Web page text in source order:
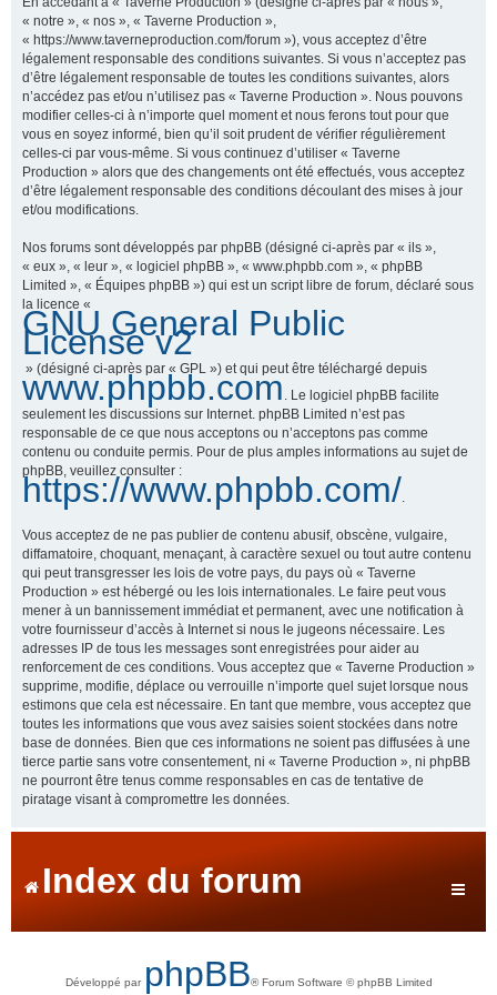
« notre », « nos », « Taverne Production »,
« https://www.taverneproduction.com/forum »), vous acceptez d’être
légalement responsable des conditions suivantes. Si vous n’acceptez pas
d’être légalement responsable de toutes les conditions suivantes, alors
n’accédez pas et/ou n’utilisez pas « Taverne Production ». Nous pouvons
modifier celles-ci à n’importe quel moment et nous ferons tout pour que
vous en soyez informé, bien qu’il soit prudent de vérifier régulièrement
celles-ci par vous-même. Si vous continuez d’utiliser « Taverne
Production » alors que des changements ont été effectués, vous acceptez
d’être légalement responsable des conditions découlant des mises à jour
et/ou modifications.
Nos forums sont développés par phpBB (désigné ci-après par « ils »,
« eux », « leur », « logiciel phpBB », « www.phpbb.com », « phpBB
Limited », « Équipes phpBB ») qui est un script libre de forum, déclaré sous
la licence «
GNU General Public
License v2
» (désigné ci-après par « GPL ») et qui peut être téléchargé depuis
www.phpbb.com
. Le logiciel phpBB facilite
seulement les discussions sur Internet. phpBB Limited n’est pas
responsable de ce que nous acceptons ou n’acceptons pas comme
contenu ou conduite permis. Pour de plus amples informations au sujet de
phpBB, veuillez consulter :
https://www.phpbb.com/
Vous acceptez de ne pas publier de contenu abusif, obscène, vulgaire,
diffamatoire, choquant, menaçant, à caractère sexuel ou tout autre contenu
qui peut transgresser les lois de votre pays, du pays où « Taverne
Production » est hébergé ou les lois internationales. Le faire peut vous
mener à un bannissement immédiat et permanent, avec une notification à
votre fournisseur d’accès à Internet si nous le jugeons nécessaire. Les
adresses IP de tous les messages sont enregistrées pour aider au
renforcement de ces conditions. Vous acceptez que « Taverne Production »
supprime, modifie, déplace ou verrouille n’importe quel sujet lorsque nous
estimons que cela est nécessaire. En tant que membre, vous acceptez que
toutes les informations que vous avez saisies soient stockées dans notre
base de données. Bien que ces informations ne soient pas diffusées à une
tierce partie sans votre consentement, ni « Taverne Production », ni phpBB
ne pourront être tenus comme responsables en cas de tentative de
piratage visant à compromettre les données.
Index du forum
Développé par phpBB® Forum Software © phpBB Limited